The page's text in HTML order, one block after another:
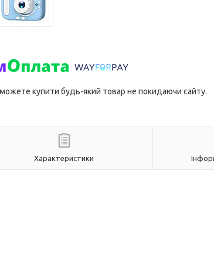
купити будь-який товар не покидаючи сайту.
Характеристики